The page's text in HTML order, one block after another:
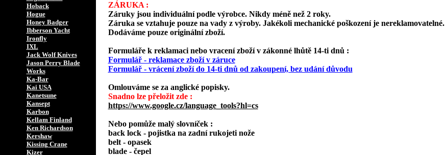
Hoback
Hogue
Honey Badger
Ibberson Yacht
Ironfly
IXL
Jack Wolf Knives
Jason Perry Blade
Works
Ka-Bar
Kai USA
Kanetsune
Kansept
Karbon
Kellam Finland
Ken Richardson
Kershaw
Kissing Crane
Kizer
ZÁRUKA :
Záruky jsou individuální podle výrobce. Nikdy méně než 2 roky.
Záruka se vztahuje pouze na vady z výroby. Jakékoli mechanické poškození je nereklamovatelné.
Dodáváme pouze originální zboží.
Formuláře k reklamaci nebo vracení zboží v zákonné lhůtě 14-ti dnů :
Formulář - reklamace zboží v záruce
Formulář - vrácení zboží do 14-ti dnů od zakoupení, bez udání důvodu
Omlouváme se za anglické popisky.
Snadno lze přeložit zde :
https://www.google.cz/language_tools?hl=cs
Nebo pomůže malý slovníček :
back lock - pojistka na zadní rukojeti nože
belt - opasek
blade - čepel